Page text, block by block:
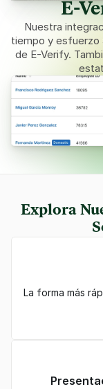
E-
Nuestra
tiempo y esfuerzo
de E-Verify.
Explora
La forma más